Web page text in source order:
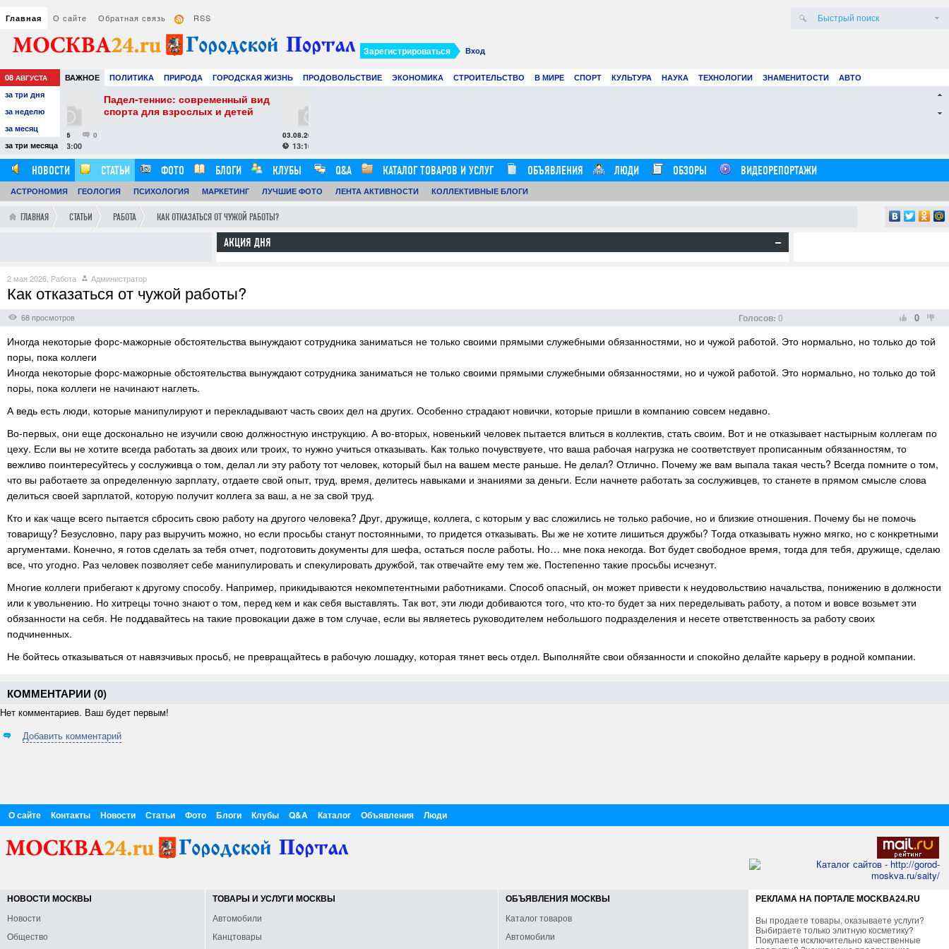
Главная О сайте Обратная связь RSS
Вход
Зарегистрироваться
08 АВГУСТА ВАЖНОЕ ПОЛИТИКА ПРИРОДА ГОРОДСКАЯ ЖИЗНЬ ПРОДОВОЛЬСТВИЕ ЭКОНОМИКА СТРОИТЕЛЬСТВО В МИРЕ СПОРТ КУЛЬТУРА НАУКА ТЕХНОЛОГИИ ЗНАМЕНИТОСТИ
АВТО
РАЗВЛЕЧЕНИЯ И ОТДЫХ
за три дня
за неделю
за месяц
за три месяца
теннис: современный вид
для взрослых и детей
Как выбрать увлажнитель
воздуха: практические советы для
комфортного и здорового
микроклимата
НОВОСТИ СТАТЬИ ФОТО БЛОГИ КЛУБЫ Q&A КАТАЛОГ ТОВАРОВ И УСЛУГ ОБЪЯВЛЕНИЯ ЛЮДИ ОБЗОРЫ ВИДЕОРЕПОРТАЖИ
АСТРОНОМИЯ ГЕОЛОГИЯ ПСИХОЛОГИЯ МАРКЕТИНГ ЛУЧШИЕ ФОТО ЛЕНТА АКТИВНОСТИ КОЛЛЕКТИВНЫЕ БЛОГИ
ГЛАВНАЯ СТАТЬИ РАБОТА КАК ОТКАЗАТЬСЯ ОТ ЧУЖОЙ РАБОТЫ?
АКЦИЯ ДНЯ
2 мая 2026, Работа Администратор
Как отказаться от чужой работы?
68 просмотров Голосов: 0 0
Иногда некоторые форс-мажорные обстоятельства вынуждают сотрудника заниматься не только своими прямыми служебными обязанностями, но и чужой работой. Это нормально, но только до той
поры, пока коллеги
Иногда некоторые форс-мажорные обстоятельства вынуждают сотрудника заниматься не только своими прямыми служебными обязанностями, но и чужой работой. Это нормально, но только до той
поры, пока коллеги не начинают наглеть.
А ведь есть люди, которые манипулируют и перекладывают часть своих дел на других. Особенно страдают новички, которые пришли в компанию совсем недавно.
Во-первых, они еще досконально не изучили свою должностную инструкцию. А во-вторых, новенький человек пытается влиться в коллектив, стать своим. Вот и не отказывает настырным коллегам по
цеху. Если вы не хотите всегда работать за двоих или троих, то нужно учиться отказывать. Как только почувствуете, что ваша рабочая нагрузка не соответствует прописанным обязанностям, то
вежливо поинтересуйтесь у сослуживца о том, делал ли эту работу тот человек, который был на вашем месте раньше. Не делал? Отлично. Почему же вам выпала такая честь? Всегда помните о том,
что вы работаете за определенную зарплату, отдаете свой опыт, труд, время, делитесь навыками и знаниями за деньги. Если начнете работать за сослуживцев, то станете в прямом смысле слова
делиться своей зарплатой, которую получит коллега за ваш, а не за свой труд.
Кто и как чаще всего пытается сбросить свою работу на другого человека? Друг, дружище, коллега, с которым у вас сложились не только рабочие, но и близкие отношения. Почему бы не помочь
товарищу? Безусловно, пару раз выручить можно, но если просьбы станут постоянными, то придется отказывать. Вы же не хотите лишиться дружбы? Тогда отказывать нужно мягко, но с конкретными
аргументами. Конечно, я готов сделать за тебя отчет, подготовить документы для шефа, остаться после работы. Но… мне пока некогда. Вот будет свободное время, тогда для тебя, дружище, сделаю
все, что угодно. Раз человек позволяет себе манипулировать и спекулировать дружбой, так отвечайте ему тем же. Постепенно такие просьбы исчезнут.
Многие коллеги прибегают к другому способу. Например, прикидываются некомпетентными работниками. Способ опасный, он может привести к неудовольствию начальства, понижению в должности
или к увольнению. Но хитрецы точно знают о том, перед кем и как себя выставлять. Так вот, эти люди добиваются того, что кто-то будет за них переделывать работу, а потом и вовсе возьмет эти
обязанности на себя. Не поддавайтесь на такие провокации даже в том случае, если вы являетесь руководителем небольшого подразделения и несете ответственность за работу своих
подчиненных.
Не бойтесь отказываться от навязчивых просьб, не превращайтесь в рабочую лошадку, которая тянет весь отдел. Выполняйте свои обязанности и спокойно делайте карьеру в родной компании.
КОММЕНТАРИИ (0)
Нет комментариев. Ваш будет первым!
Добавить комментарий
О сайте Контакты Новости Статьи Фото Блоги Клубы Q&A Каталог Объявления Люди
НОВОСТИ МОСКВЫ
Новости
Общество
ТОВАРЫ И УСЛУГИ МОСКВЫ
Автомобили
Канцтовары
ОБЪЯВЛЕНИЯ МОСКВЫ
Каталог товаров
Автомобили
РЕКЛАМА НА ПОРТАЛЕ MOCKBA24.RU
Вы продаете товары, оказываете услуги?
Выбираете только элитную косметику?
Покупаете исключительно качественные